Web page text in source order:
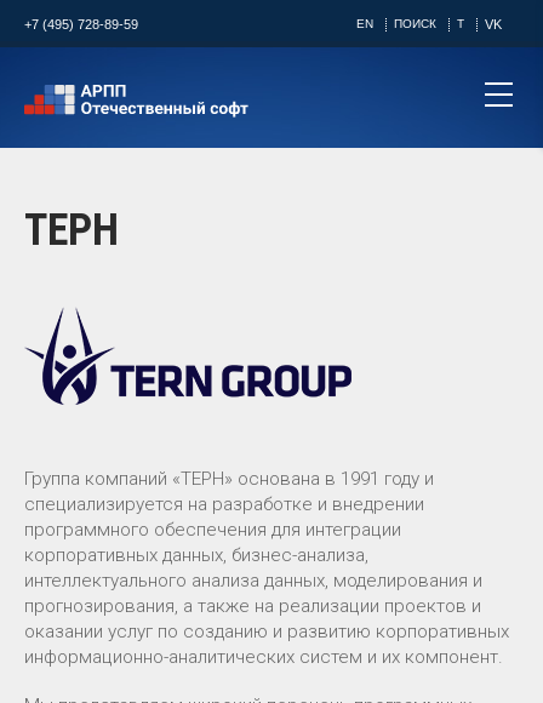
+7 (495) 728-89-59 EN ПОИСК T VK
ТЕРН
Группа компаний «ТЕРН» основана в 1991 году и
специализируется на разработке и внедрении
программного обеспечения для интеграции
корпоративных данных, бизнес-анализа,
интеллектуального анализа данных, моделирования и
прогнозирования, а также на реализации проектов и
оказании услуг по созданию и развитию корпоративных
информационно-аналитических систем и их компонент.